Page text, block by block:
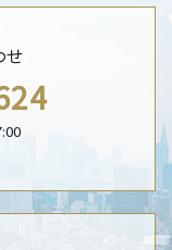
せ